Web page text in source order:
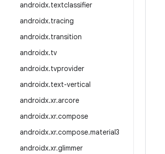
androidx.textclassifier
androidx.tracing
androidx.transition
androidx.tv
androidx.tvprovider
androidx.text-vertical
androidx.xr.arcore
androidx.xr.compose
androidx.xr.compose.material3
androidx.xr.glimmer